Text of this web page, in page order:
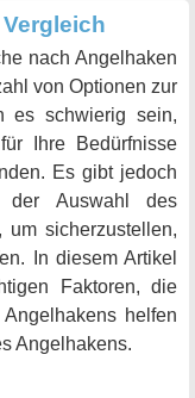
nach Angelhaken
von Optionen zur
es schwierig sein,
Ihre Bedürfnisse
Es gibt jedoch
der Auswahl des
um sicherzustellen,
In diesem Artikel
Faktoren, die
helfen
Angelhakens.